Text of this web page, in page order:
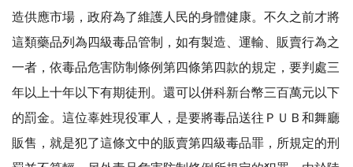
造供應市場，政府為了維護人民的身體健康。不久之前才將
這類藥品列為四級毒品管制，如有製造、運輸、販賣行為之
一者，依毒品危害防制條例第四條第四款的規定，要判處三
年以上十年以下有期徒刑。還可以併科新台幣三百萬元以下
的罰金。這位辜姓現役軍人，是要將毒品送往ＰＵＢ和舞廳
販售，就是犯了這條文中的販賣第四級毒品罪，所規定的刑